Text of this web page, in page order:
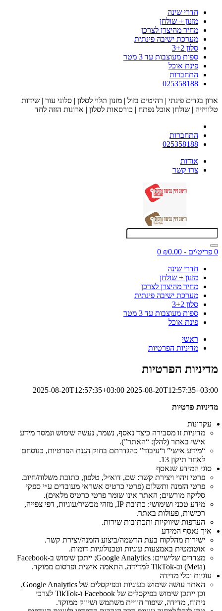
חדרי שינה
מזנון + שולחן
מחיר מהיצרן לצרכן
מערכת ישיבה פינתית
סלון 3+2
ספות מעוצבות עד 3 מטר
פינת אוכל
התחברות
025358188
ארון בגדים פינתי | רהיטים בזול | מזנון תלוי לסלון | סלוני עור | שידות
טלוויזיה | שולחן אוכל נפתח | כורסאות לסלון | ארונות הזזה לחד
התחברות
025358188
אודות
צרו קשר
0 פריט\ים - ₪0.00
0
חדרי שינה
מזנון + שולחן
מחיר מהיצרן לצרכן
מערכת ישיבה פינתית
סלון 3+2
ספות מעוצבות עד 3 מטר
פינת אוכל
ראשי
מדיניות הפרטיות
מדיניות הפרטיות
2025-08-20T12:57:35+03:00 2025-08-20T12:57:35+03:00
מדיניות פרטיות
עקרונות
מדיניות זו מסבירה כיצד נאסף, נשמר, נעשה שימוש ונמסר מידע
אישי באתר (להלן: “האתר”).
“מידע אישי” ו“עיבוד” כהגדרתם בחוק הגנת הפרטיות, כנוסחם
לאחר תיקון 13.
סוגי המידע שנאסף
פרטי זיהוי ויצירת קשר: שם, דוא״ל, טלפון, כתובת משלוח/חיוב.
פרטי הזמנה ותשלום (פרטי כרטיס אשראי מעובדים ע״י ספקי
סליקה מורשים; האתר אינו שומר פרטי כרטיס מלאים).
מידע טכני ושימושי: כתובת IP, מזהי מכשיר/עוגיות, דפי צפייה,
רכישות, פעולות באתר.
העדפות שיווקיות ותכתובות שירות.
איך נאסף המידע
ישירות מהלקוח בעת הרשמה/ביצוע הזמנה/יצירת קשר.
אוטומטית באמצעות עוגיות וטכנולוגיות דומות.
מצדדים שלישיים: Google Analytics; ייתכן שימוש ב‑Facebook
(Meta) וב‑TikTok למדידה, התאמה אישית ופרסום ממוקד.
עוגיות וכלי מדידה
האתר עושה שימוש בעוגיות ובפיקסלים של Google Analytics,
וכן ייתכן שימוש בפיקסלים של Facebook ו‑TikTok לצרכי
ניתוח, מדידה, שיפור חוויית משתמש ושיווק ממוקד.